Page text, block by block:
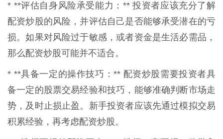
* **评估自身风险承受能力：** 投资者应该充分了解
配资炒股的风险，并评估自己是否能够承受潜在的亏
损。如果对风险过于敏感，或者资金是生活必需品，
那么配资炒股可能并不适合。
* **具备一定的操作技巧：** 配资炒股需要投资者具
备一定的股票交易经验和技巧，能够准确判断市场走
势，及时止损止盈。新手投资者应该先通过模拟交易
积累经验，再考虑配资炒股。